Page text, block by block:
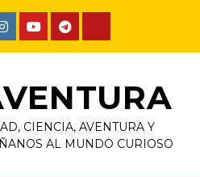
CIENCIA, AVENTURA Y
AL MUNDO CURIOSO